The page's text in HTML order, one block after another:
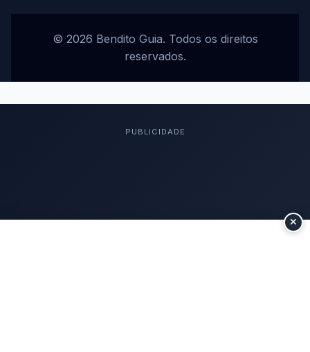
© 2026 Bendito Guia. Todos os direitos
reservados.